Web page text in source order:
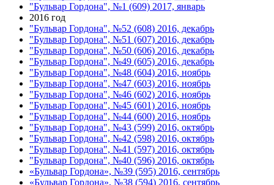
"Бульвар Гордона", №1 (609) 2017, январь
2016 год
"Бульвар Гордона", №52 (608) 2016, декабрь
"Бульвар Гордона", №51 (607) 2016, декабрь
"Бульвар Гордона", №50 (606) 2016, декабрь
"Бульвар Гордона", №49 (605) 2016, декабрь
"Бульвар Гордона", №48 (604) 2016, ноябрь
"Бульвар Гордона", №47 (603) 2016, ноябрь
"Бульвар Гордона", №46 (602) 2016, ноябрь
"Бульвар Гордона", №45 (601) 2016, ноябрь
"Бульвар Гордона", №44 (600) 2016, ноябрь
"Бульвар Гордона", №43 (599) 2016, октябрь
"Бульвар Гордона", №42 (598) 2016, октябрь
"Бульвар Гордона", №41 (597) 2016, октябрь
"Бульвар Гордона", №40 (596) 2016, октябрь
«Бульвар Гордона», №39 (595) 2016, сентябрь
«Бульвар Гордона», №38 (594) 2016, сентябрь